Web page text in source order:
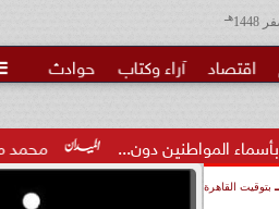
هـ
اقتصاد آراء وكتاب حوادث
محمد مختار جمعة: بدل
بتوقيت القاهرة